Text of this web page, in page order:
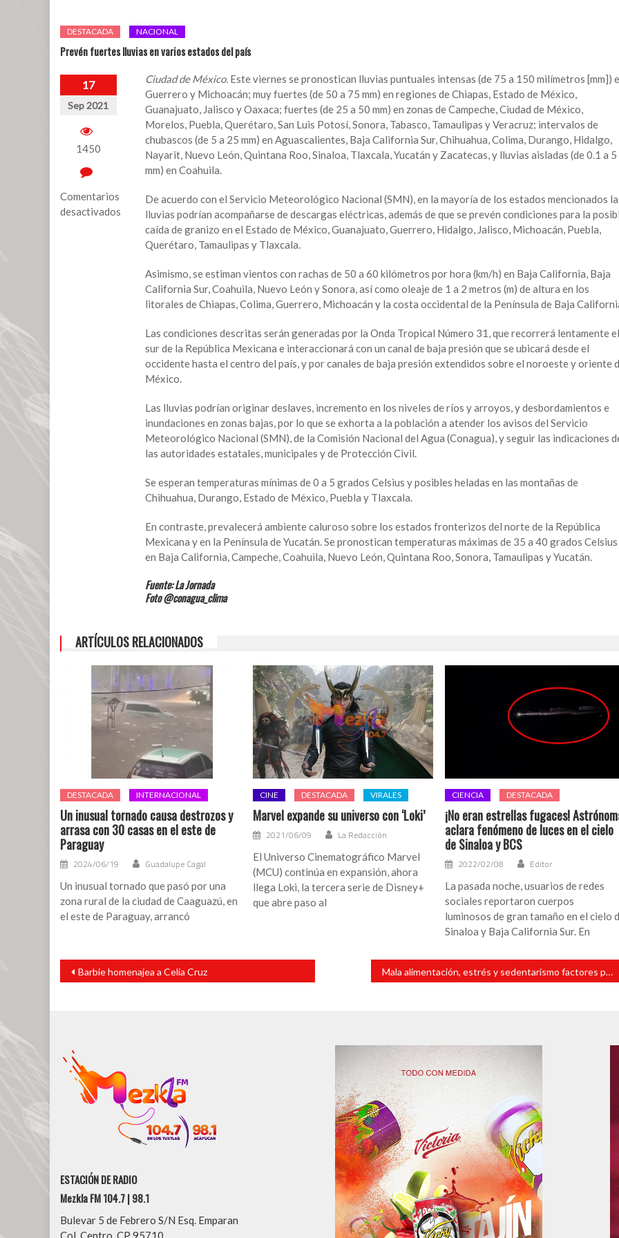
DESTACADA NACIONAL
Prevén fuertes lluvias en varios estados del país
17
Sep 2021
1450
Comentarios
desactivados
Ciudad de México.Este viernes se pronostican lluvias puntuales intensas (de 75 a 150 milímetros [mm])
Guerrero y Michoacán; muy fuertes (de 50 a 75 mm) en regiones de Chiapas, Estado de México,
Guanajuato, Jalisco y Oaxaca; fuertes (de 25 a 50 mm) en zonas de Campeche, Ciudad de México,
Morelos, Puebla, Querétaro, San Luis Potosí, Sonora, Tabasco, Tamaulipas y Veracruz; intervalos de
chubascos (de 5 a 25 mm) en Aguascalientes, Baja California Sur, Chihuahua, Colima, Durango, Hidalgo,
Nayarit, Nuevo León, Quintana Roo, Sinaloa, Tlaxcala, Yucatán y Zacatecas, y lluvias aisladas (de 0.1 a 5
mm) en Coahuila.
De acuerdo con el Servicio Meteorológico Nacional (SMN), en la mayoría de los estados mencionados
lluvias podrían acompañarse de descargas eléctricas, además de que se prevén condiciones para la
caída de granizo en el Estado de México, Guanajuato, Guerrero, Hidalgo, Jalisco, Michoacán, Puebla,
Querétaro, Tamaulipas y Tlaxcala.
Asimismo, se estiman vientos con rachas de 50 a 60 kilómetros por hora (km/h) en Baja California, Baja
California Sur, Coahuila, Nuevo León y Sonora, así como oleaje de 1 a 2 metros (m) de altura en los
litorales de Chiapas, Colima, Guerrero, Michoacán y la costa occidental de la Península de Baja
Las condiciones descritas serán generadas por la Onda Tropical Número 31, que recorrerá lentamente el
sur de la República Mexicana e interaccionará con un canal de baja presión que se ubicará desde el
occidente hasta el centro del país, y por canales de baja presión extendidos sobre el noroeste y oriente
México.
Las lluvias podrían originar deslaves, incremento en los niveles de ríos y arroyos, y desbordamientos e
inundaciones en zonas bajas, por lo que se exhorta a la población a atender los avisos del Servicio
Meteorológico Nacional (SMN), de la Comisión Nacional del Agua (Conagua), y seguir las indicaciones
las autoridades estatales, municipales y de Protección Civil.
Se esperan temperaturas mínimas de 0 a 5 grados Celsius y posibles heladas en las montañas de
Chihuahua, Durango, Estado de México, Puebla y Tlaxcala.
En contraste, prevalecerá ambiente caluroso sobre los estados fronterizos del norte de la República
Mexicana y en la Península de Yucatán. Se pronostican temperaturas máximas de 35 a 40 grados Celsius
en Baja California, Campeche, Coahuila, Nuevo León, Quintana Roo, Sonora, Tamaulipas y Yucatán.
Fuente: La Jornada
Foto @conagua_clima
ARTÍCULOS RELACIONADOS
DESTACADA INTERNACIONAL
Un inusual tornado causa destrozos y
arrasa con 30 casas en el este de
Paraguay
2024/06/19 Guadalupe Cagal
Un inusual tornado que pasó por una
zona rural de la ciudad de Caaguazú, en
el este de Paraguay, arrancó
CINE DESTACADA VIRALES
Marvel expande su universo con ‘Loki’
2021/06/09 La Redacción
El Universo Cinematográfico Marvel
(MCU) continúa en expansión, ahora
llega Loki, la tercera serie de Disney+
que abre paso al
CIENCIA DESTACADA
¡No eran estrellas fugaces!
aclara fenómeno de luces en el cielo
de Sinaloa y BCS
2022/02/08 Editor
La pasada noche, usuarios de redes
sociales reportaron cuerpos
luminosos de gran tamaño en el cielo
Sinaloa y Baja California Sur. En
Navegación
entradas
Barbie homenajea a Celia Cruz Mala alimentación, estrés y sedentarismo factores para diabetes tipo II
ESTACIÓN DE RADIO
Mezkla FM 104.7 | 98.1
Bulevar 5 de Febrero S/N Esq. Emparan
Col. Centro, CP 95710